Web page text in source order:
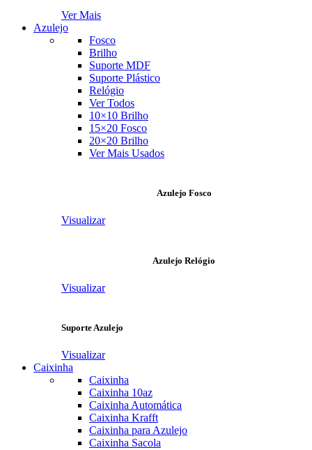
Ver Mais
Azulejo
Fosco
Brilho
Suporte MDF
Suporte Plástico
Relógio
Ver Todos
10×10 Brilho
15×20 Fosco
20×20 Brilho
Ver Mais Usados
Azulejo Fosco
Visualizar
Azulejo Relógio
Visualizar
Suporte Azulejo
Visualizar
Caixinha
Caixinha
Caixinha 10az
Caixinha Automática
Caixinha Krafft
Caixinha para Azulejo
Caixinha Sacola